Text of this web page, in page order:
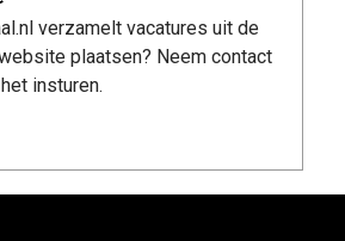
verzamelt vacatures uit de
plaatsen? Neem contact
insturen.